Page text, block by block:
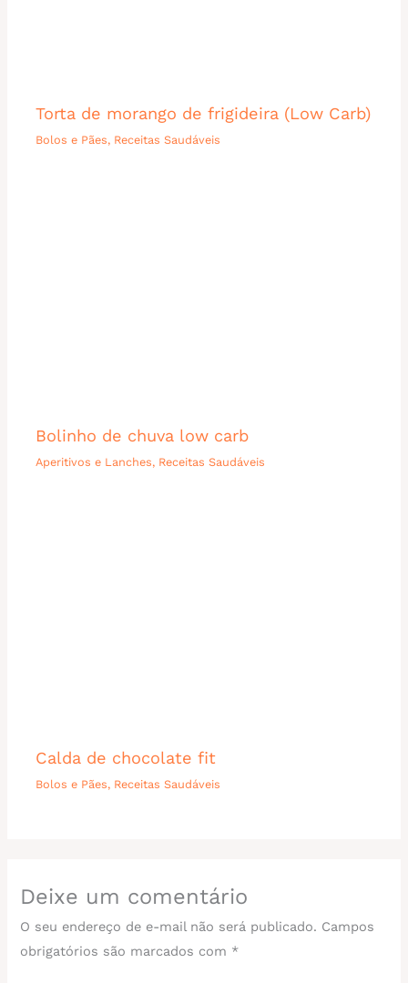
Torta de morango de frigideira (Low Carb)
Bolos e Pães, Receitas Saudáveis
Bolinho de chuva low carb
Aperitivos e Lanches, Receitas Saudáveis
Calda de chocolate fit
Bolos e Pães, Receitas Saudáveis
Deixe um comentário
O seu endereço de e-mail não será publicado. Campos
obrigatórios são marcados com *